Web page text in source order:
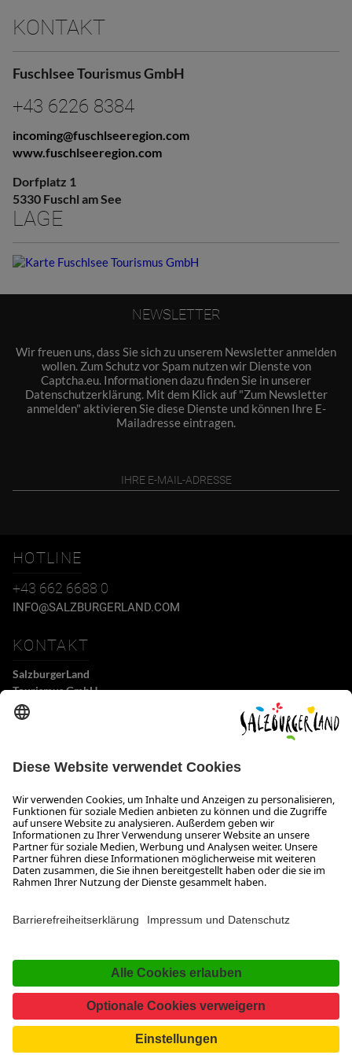
KONTAKT
Fuschlsee Tourismus GmbH
+43 6226 8384
incoming@fuschlseeregion.com
www.fuschlseeregion.com
Dorfplatz 1
5330 Fuschl am See
LAGE
NEWSLETTER
Wir freuen uns, dass Sie sich zu unserem Newsletter anmelden
wollen. Zum Schutz vor Spam nutzen wir Dienste von
Captcha.eu. Informationen dazu finden Sie in unserer
Datenschutzerklärung. Mit dem Klick auf "Zum Newsletter
anmelden" aktivieren Sie diese Dienste und können Ihre E-
Mailadresse eintragen.
HOTLINE
+43 662 6688 0
INFO@SALZBURGERLAND.COM
KONTAKT
SalzburgerLand
Tourismus GmbH
Wiener Bundesstraße 23
info@salzburgerland.com
ÖFFNUNGSZEITEN
Wir freuen uns auf Ihre Anfrage!
Gerne stehen wir Ihnen von Montag bis Donnerstag von 08:00 bis 17:30 Uhr
und am Freitag von 08:00 bis 17:00 Uhr zur Verfügung.
www.salzburgerland.com